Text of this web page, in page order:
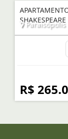
SHAKESPEARE
Paraisópolis
R$